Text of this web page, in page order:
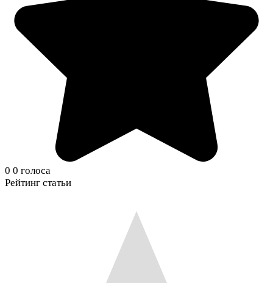
0 0 голоса
Рейтинг статьи